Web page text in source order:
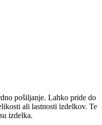
pošiljanje. Lahko pride do
ali lastnosti izdelkov. Te
izdelka.